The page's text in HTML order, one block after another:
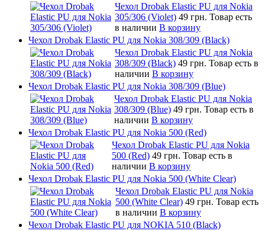
Чехол Drobak Elastic PU для Nokia
305/306 (Violet) 49 грн. Товар есть
в наличии В корзину
Чехол Drobak Elastic PU для Nokia 308/309 (Black)
Чехол Drobak Elastic PU для Nokia
308/309 (Black) 49 грн. Товар есть в
наличии В корзину
Чехол Drobak Elastic PU для Nokia 308/309 (Blue)
Чехол Drobak Elastic PU для Nokia
308/309 (Blue) 49 грн. Товар есть в
наличии В корзину
Чехол Drobak Elastic PU для Nokia 500 (Red)
Чехол Drobak Elastic PU для Nokia
500 (Red) 49 грн. Товар есть в
наличии В корзину
Чехол Drobak Elastic PU для Nokia 500 (White Clear)
Чехол Drobak Elastic PU для Nokia
500 (White Clear) 49 грн. Товар есть
в наличии В корзину
Чехол Drobak Elastic PU для NOKIA 510 (Black)